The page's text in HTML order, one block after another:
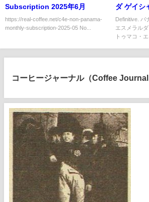
Subscription 2025年6月
https://real-coffee.net/c4e-non-panama-
monthly-subscription-2025-05 No...
ダ ゲイシ
クション
コ・エネ
Definitive. パ
エスメラル
トゥマコ・
コーヒージャーナル（Coffee Journal